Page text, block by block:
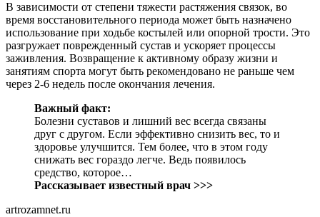
В зависимости от степени тяжести растяжения связок, во
время восстановительного периода может быть назначено
использование при ходьбе костылей или опорной трости. Это
разгружает поврежденный сустав и ускоряет процессы
заживления. Возвращение к активному образу жизни и
занятиям спорта могут быть рекомендовано не раньше чем
через 2-6 недель после окончания лечения.
Важный факт:
Болезни суставов и лишний вес всегда связаны
друг с другом. Если эффективно снизить вес, то и
здоровье улучшится. Тем более, что в этом году
снижать вес гораздо легче. Ведь появилось
средство, которое…
Рассказывает известный врач >>>
artrozamnet.ru